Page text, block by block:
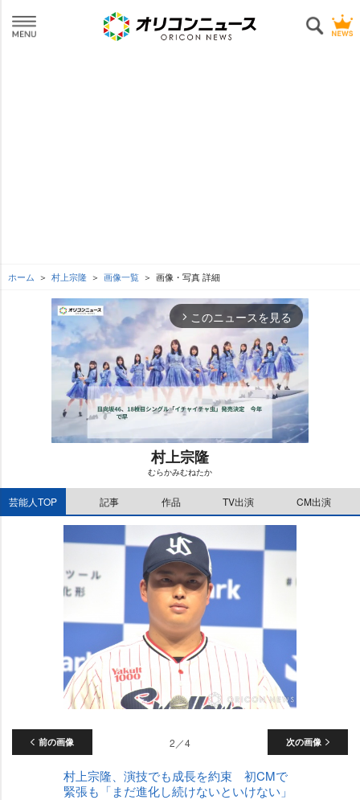
ホーム 村上宗隆 画像一覧 画像・写真 詳細
arrow_forward_ios このニュースを見る
M
u
t
村上宗隆
むらかみむねたか
芸能人TOP 記事 作品 TV出演 CM出演
前の画像 次の画像
2／4
村上宗隆、演技でも成長を約束 初CMで
緊張も「まだ進化し続けないといけない」